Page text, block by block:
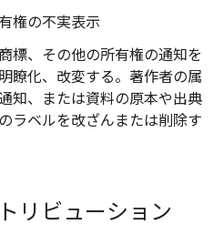
権の不実表示
標、その他の所有権の通知を
瞭化、改変する。著作者の属
知、または資料の原本や出典
ラベルを改ざんまたは削除す
リビューション